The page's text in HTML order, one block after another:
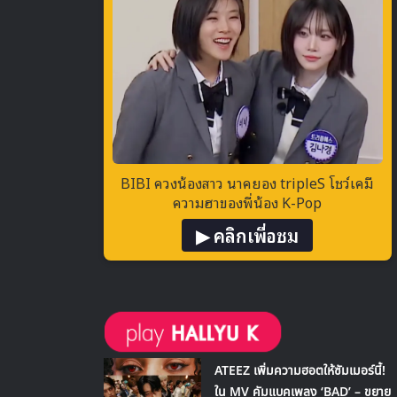
BIBI ควงน้องสาว นาคยอง tripleS โชว์เคมี
ความฮาของพี่น้อง K-Pop
▶ คลิกเพื่อชม
ATEEZ เพิ่มความฮอตให้ซัมเมอร์นี้!
ใน MV คัมแบคเพลง ‘BAD’ – ขยาย